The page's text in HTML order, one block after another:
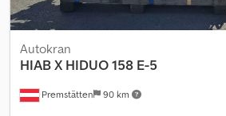
Premstätten 90 km
Autokran
HIABX HIDUO 158 E-5